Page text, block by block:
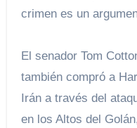
crimen es un
El senador Tom
también compró a
Irán a través del
en los Altos del